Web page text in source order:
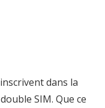
dans la
SIM. Que ce